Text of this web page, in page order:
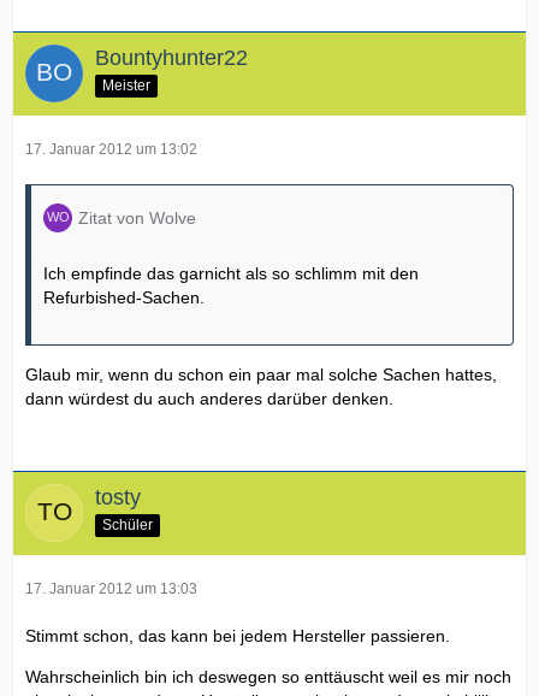
Bountyhunter22
Meister
17. Januar 2012 um 13:02
Zitat von Wolve
Ich empfinde das garnicht als so schlimm mit den
Refurbished-Sachen.
Glaub mir, wenn du schon ein paar mal solche Sachen hattes,
dann würdest du auch anderes darüber denken.
tosty
Schüler
17. Januar 2012 um 13:03
Stimmt schon, das kann bei jedem Hersteller passieren.
Wahrscheinlich bin ich deswegen so enttäuscht weil es mir noch